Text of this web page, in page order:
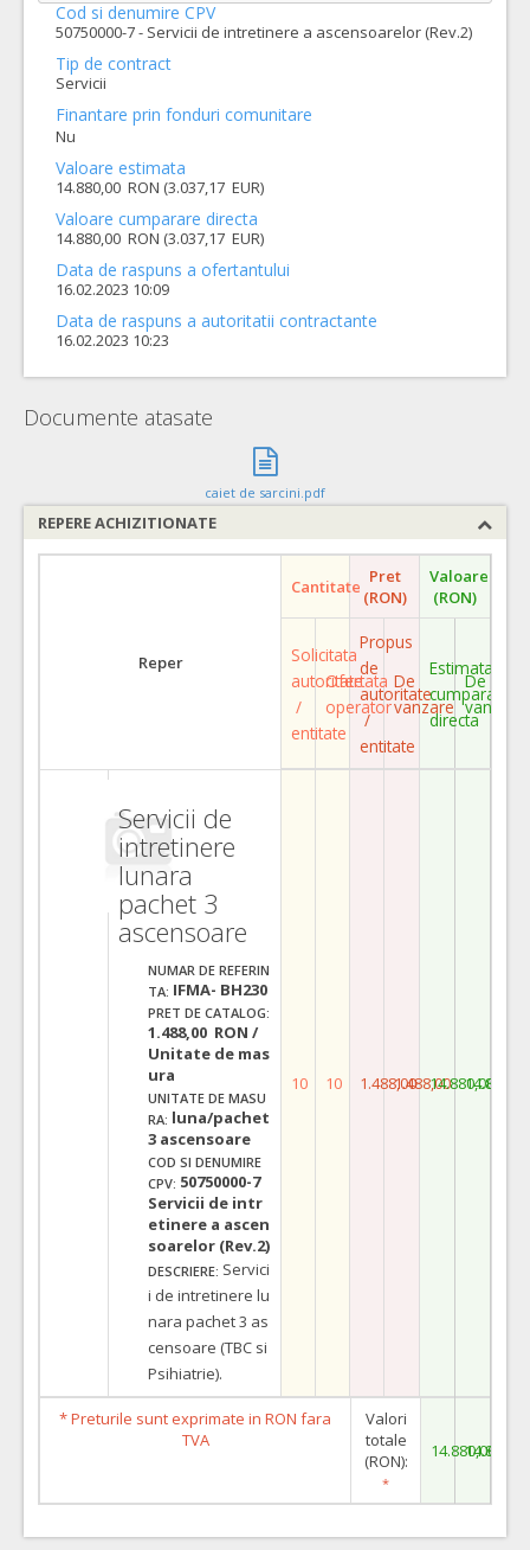
Cod si denumire CPV
50750000-7 - Servicii de intretinere a ascensoarelor (Rev.2)
Tip de contract
Servicii
Finantare prin fonduri comunitare
Nu
Valoare estimata
14.880,00 RON (3.037,17 EUR)
Valoare cumparare directa
14.880,00 RON (3.037,17 EUR)
Data de raspuns a ofertantului
16.02.2023 10:09
Data de raspuns a autoritatii contractante
16.02.2023 10:23
Documente atasate
caiet de sarcini.pdf
REPERE ACHIZITIONATE
Reper
Cantitate Pret
(RON)
Valoare
(RON)
Solicitata
autoritate
/
entitate
Ofertata
operator
Propus
de
autoritate
/
entitate
De
vanzare
Estimata
cumparare
directa
De
vanzare
Servicii de
intretinere
lunara
pachet 3
ascensoare
NUMAR DE REFERIN
TA: IFMA- BH230
PRET DE CATALOG:
1.488,00 RON /
Unitate de mas
ura
UNITATE DE MASU
RA: luna/pachet
3 ascensoare
COD SI DENUMIRE
CPV: 50750000-7
Servicii de intr
etinere a ascen
soarelor (Rev.2)
DESCRIERE: Servici
i de intretinere lu
nara pachet 3 as
censoare (TBC si
Psihiatrie).
10 10 1.488,001.488,0014.880,00
* Preturile sunt exprimate in RON fara
TVA
Valori
totale
(RON):
*
14.880,00